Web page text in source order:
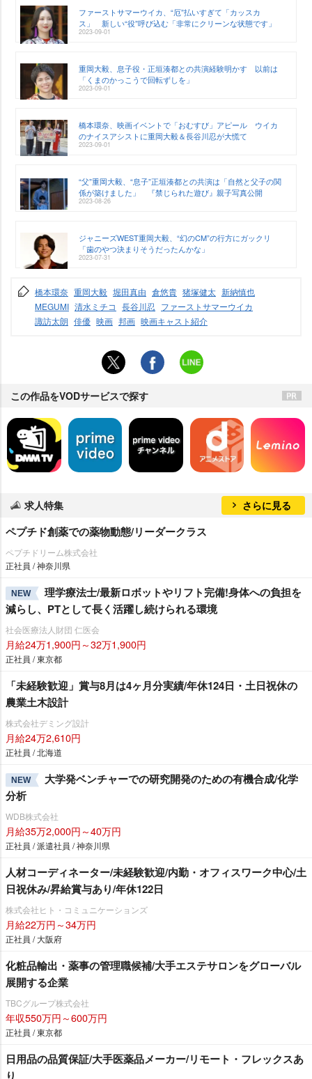
ファーストサマーウイカ、“厄”払いすぎて「カッスカ
ス」 新しい“役”呼び込む「非常にクリーンな状態です」
2023-09-01
重岡大毅、息子役・正垣湊都との共演経験明かす 以前は
「くまのかっこうで回転ずしを」
2023-09-01
橋本環奈、映画イベントで「おむすび」アピール ウイカ
のナイスアシストに重岡大毅＆長谷川忍が大慌て
2023-09-01
“父”重岡大毅、“息子”正垣湊都との共演は「自然と父子の関
係が築けました」 『禁じられた遊び』親子写真公開
2023-08-26
ジャニーズWEST重岡大毅、“幻のCM”の行方にガックリ
「歯のやつ決まりそうだったんかな」
2023-07-31
橋本環奈 重岡大毅 堀田真由 倉悠貴 猪塚健太 新納慎也
MEGUMI 清水ミチコ 長谷川忍 ファーストサマーウイカ
諏訪太朗 俳優 映画 邦画 映画キャスト紹介
この作品をVODサービスで探す
求人特集 さらに見る
ペプチド創薬での薬物動態/リーダークラス
ペプチドリーム株式会社
正社員 / 神奈川県
NEW
理学療法士/最新ロボットやリフト完備!身体への負担を
減らし、PTとして長く活躍し続けられる環境
社会医療法人財団 仁医会
月給24万1,900円～32万1,900円
正社員 / 東京都
「未経験歓迎」賞与8月は4ヶ月分実績/年休124日・土日祝休の
農業土木設計
株式会社デミング設計
月給24万2,610円
正社員 / 北海道
NEW
大学発ベンチャーでの研究開発のための有機合成/化学
分析
WDB株式会社
月給35万2,000円～40万円
正社員 / 派遣社員 / 神奈川県
人材コーディネーター/未経験歓迎/内勤・オフィスワーク中心/土
日祝休み/昇給賞与あり/年休122日
株式会社ヒト・コミュニケーションズ
月給22万円～34万円
正社員 / 大阪府
化粧品輸出・薬事の管理職候補/大手エステサロンをグローバル
展開する企業
TBCグループ株式会社
年収550万円～600万円
正社員 / 東京都
日用品の品質保証/大手医薬品メーカー/リモート・フレックスあ
り